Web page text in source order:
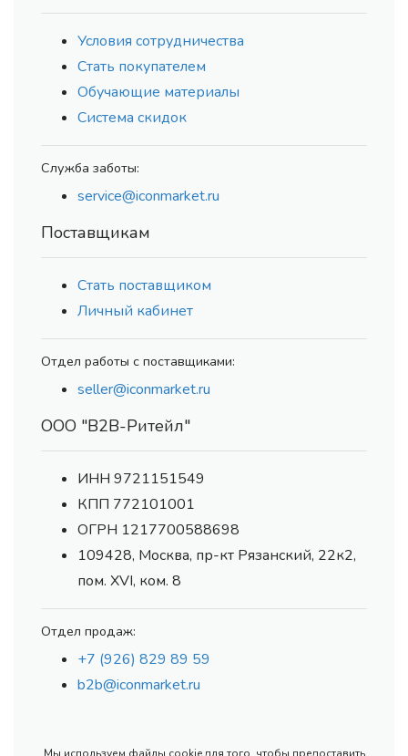
Условия сотрудничества
Стать покупателем
Обучающие материалы
Система скидок
Служба заботы:
service@iconmarket.ru
Поставщикам
Стать поставщиком
Личный кабинет
Отдел работы с поставщиками:
seller@iconmarket.ru
ООО "В2В-Ритейл"
ИНН 9721151549
КПП 772101001
ОГРН 1217700588698
109428, Москва, пр-кт Рязанский, 22к2,
пом. XVI, ком. 8
Отдел продаж:
+7 (926) 829 89 59
b2b@iconmarket.ru